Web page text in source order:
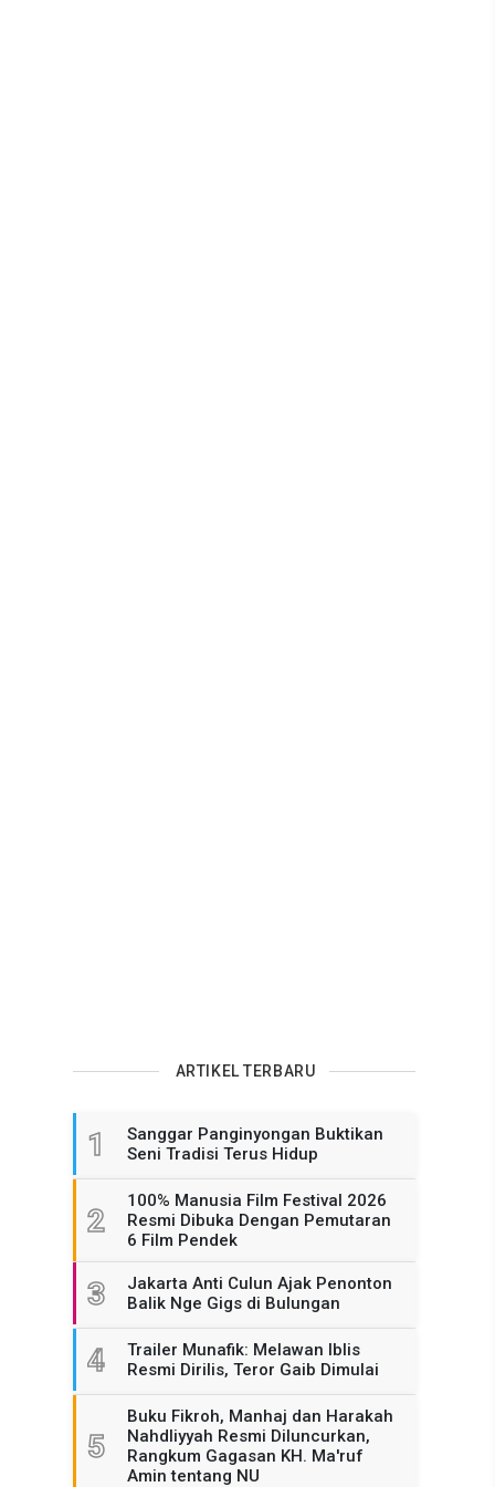
ARTIKEL TERBARU
1
Sanggar Panginyongan Buktikan
Seni Tradisi Terus Hidup
2
100% Manusia Film Festival 2026
Resmi Dibuka Dengan Pemutaran
6 Film Pendek
3
Jakarta Anti Culun Ajak Penonton
Balik Nge Gigs di Bulungan
4
Trailer Munafik: Melawan Iblis
Resmi Dirilis, Teror Gaib Dimulai
5
Buku Fikroh, Manhaj dan Harakah
Nahdliyyah Resmi Diluncurkan,
Rangkum Gagasan KH. Ma'ruf
Amin tentang NU